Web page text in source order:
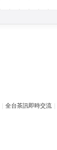
全台茶訊即時交流